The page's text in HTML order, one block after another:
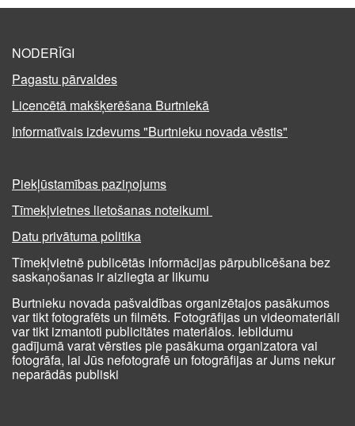
NODERĪGI
Pagastu pārvaldes
Licencētā makšķerēšana Burtniekā
Informatīvais izdevums "Burtnieku novada vēstis"
Piekļūstamības paziņojums
Tīmekļvietnes lietošanas noteikumi
Datu privātuma politika
Tīmekļvietnē publicētās informācijas pārpublicēšana bez
saskaņošanas ir aizliegta ar likumu
Burtnieku novada pašvaldības organizētajos pasākumos
var tikt fotografēts un filmēts. Fotogrāfijas un videomateriāli
var tikt izmantoti publicitātes materiālos. Iebildumu
gadījumā varat vērsties pie pasākuma organizatora vai
fotogrāfa, lai Jūs nefotografē un fotogrāfijas ar Jums nekur
neparādās publiski